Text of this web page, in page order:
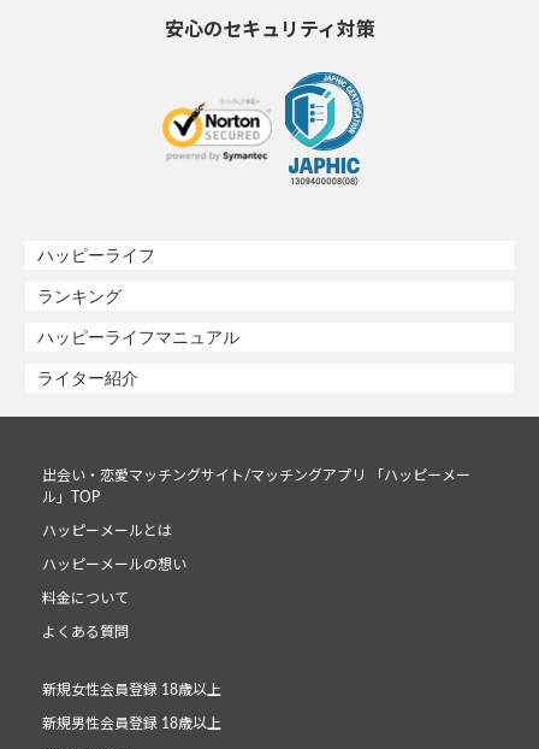
安心のセキュリティ対策
ハッピーライフ
ランキング
ハッピーライフマニュアル
ライター紹介
出会い・恋愛マッチングサイト/マッチングアプリ 「ハッピーメー
ル」TOP
ハッピーメールとは
ハッピーメールの想い
料金について
よくある質問
新規女性会員登録 18歳以上
新規男性会員登録 18歳以上